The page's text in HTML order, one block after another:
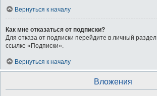
Вернуться к началу
Как мне отказаться от подписки?
Для отказа от подписки перейдите в личный
ссылке «Подписки».
Вернуться к началу
Вложения